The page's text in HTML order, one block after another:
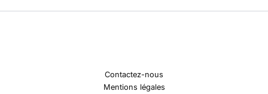
Contactez-nous
Mentions légales